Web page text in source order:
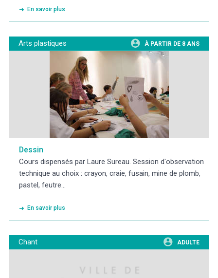
En savoir plus
Arts plastiques À PARTIR DE 8 ANS
Dessin
Cours dispensés par Laure Sureau. Session d'observation
technique au choix : crayon, craie, fusain, mine de plomb,
pastel, feutre…
En savoir plus
Chant ADULTE